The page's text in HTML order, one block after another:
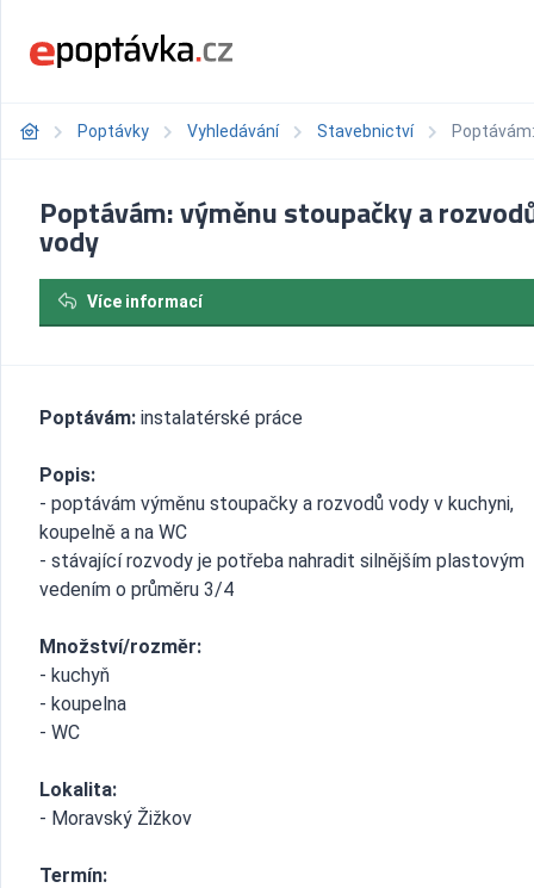
Poptávky Vyhledávání Stavebnictví
Poptávám: výměnu stoupačky a
vody
Více informací
Poptávám: instalatérské práce
Popis:
- poptávám výměnu stoupačky a rozvodů vody v kuchyni,
koupelně a na WC
- stávající rozvody je potřeba nahradit silnějším plastovým
vedením o průměru 3/4
Množství/rozměr:
- kuchyň
- koupelna
- WC
Lokalita:
- Moravský Žižkov
Termín: